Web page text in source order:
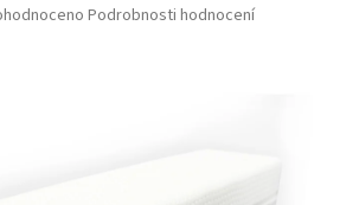
Podrobnosti hodnocení